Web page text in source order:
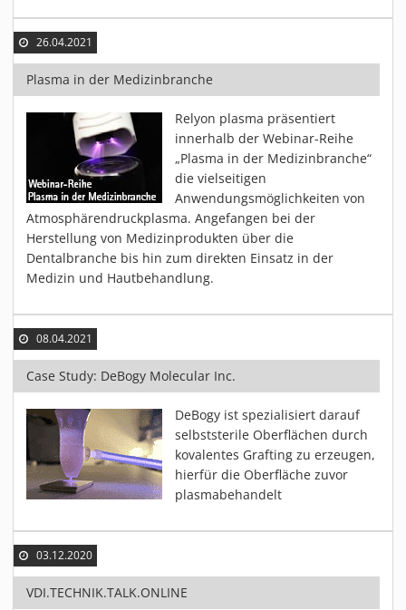
26.04.2021
Plasma in der Medizinbranche
Relyon plasma präsentiert
innerhalb der Webinar-Reihe
„Plasma in der Medizinbranche“
die vielseitigen
Anwendungsmöglichkeiten von
Atmosphärendruckplasma. Angefangen bei der
Herstellung von Medizinprodukten über die
Dentalbranche bis hin zum direkten Einsatz in der
Medizin und Hautbehandlung.
08.04.2021
Case Study: DeBogy Molecular Inc.
DeBogy ist spezialisiert darauf
selbststerile Oberflächen durch
kovalentes Grafting zu erzeugen,
hierfür die Oberfläche zuvor
plasmabehandelt
03.12.2020
VDI.TECHNIK.TALK.ONLINE